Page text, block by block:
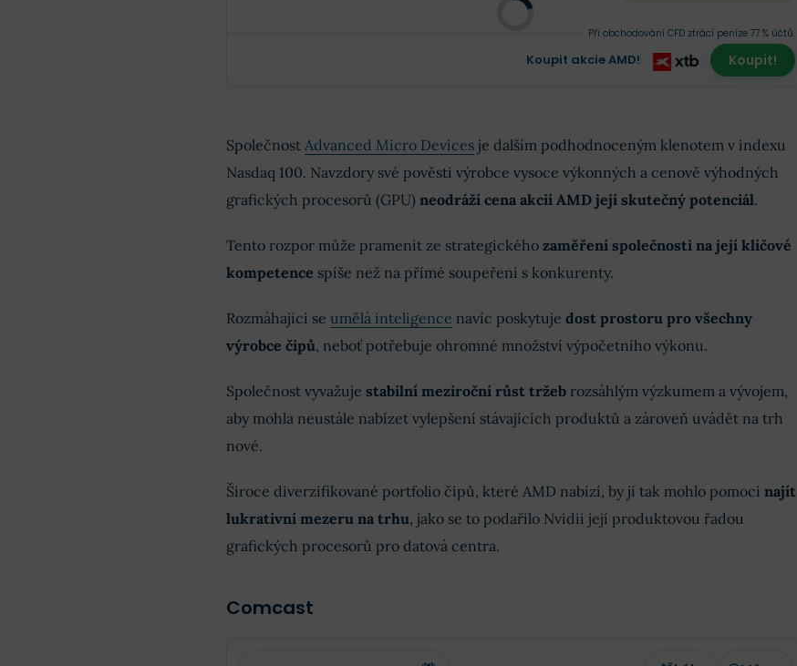
Koupit akcie AMD!
Při obchodování CFD ztrácí peníze 77 % účtů.
Koupit!
Společnost Advanced Micro Devicesje dalším podhodnoceným klenotem v indexu
Nasdaq 100. Navzdory své pověsti výrobce vysoce výkonných a cenově výhodných
grafických procesorů (GPU) neodráží cena akcií AMD její skutečný potenciál.
Tento rozpor může pramenit ze strategického zaměření společnosti na její klíčové
kompetence spíše než na přímé soupeření s konkurenty.
Rozmáhající se umělá inteligence navíc poskytuje dost prostoru pro všechny
výrobce čipů, neboť potřebuje ohromné množství výpočetního výkonu.
Společnost vyvažuje stabilní meziroční růst tržebrozsáhlým výzkumem a vývojem,
aby mohla neustále nabízet vylepšení stávajících produktů a zároveň uvádět na trh
nové.
Široce diverzifikované portfolio čipů, které AMD nabízí, by jí tak mohlo pomoci najít
lukrativní mezeru na trhu, jako se to podařilo Nvidii její produktovou řadou
grafických procesorů pro datová centra.
Comcast